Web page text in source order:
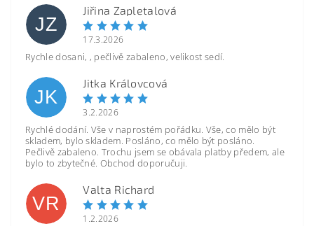
JZ
Jiřina Zapletalová
17.3.2026
Rychle dosani, , pečlivě zabaleno, velikost sedí.
JK
Jitka Královcová
3.2.2026
Rychlé dodání. Vše v naprostém pořádku. Vše, co mělo být
skladem, bylo skladem. Posláno, co mělo být posláno.
Pečlivě zabaleno. Trochu jsem se obávala platby předem, ale
bylo to zbytečné. Obchod doporučuji.
VR
Valta Richard
1.2.2026